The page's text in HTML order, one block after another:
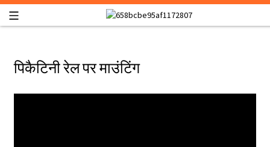
पिकैटिनी रेल पर माउंटिंग